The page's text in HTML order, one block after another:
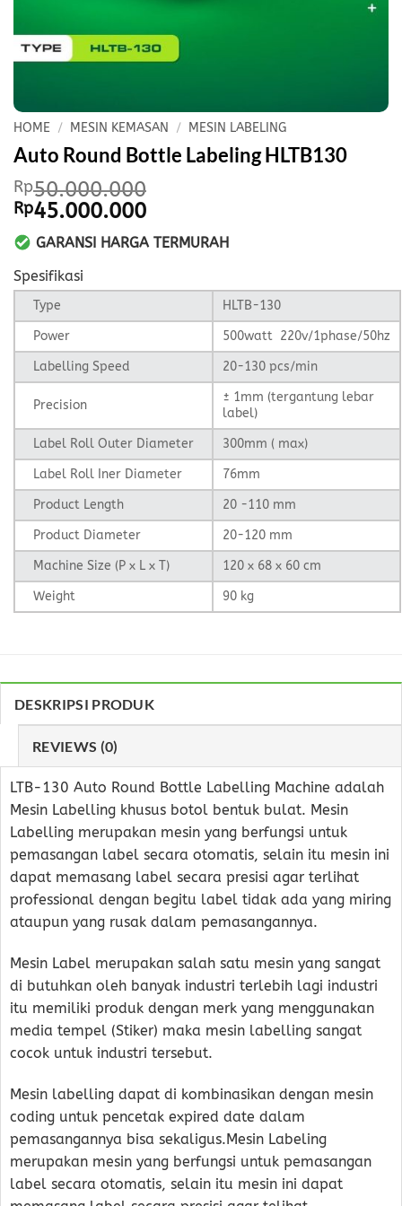
HOME / MESIN KEMASAN / MESIN LABELING
Auto Round Bottle Labeling HLTB130
Rp50.000.000
Original
price
was:
Rp50.000.000.
Rp45.000.000Current
price
is:
GARANSI HARGA TERMURAH
Spesifikasi
Type
HLTB-130
Power
500watt 220v/1phase/50hz
Labelling Speed
20-130 pcs/min
Precision
± 1mm (tergantung lebar
label)
Label Roll Outer Diameter
300mm ( max)
Label Roll Iner Diameter
76mm
Product Length
20 -110 mm
Product Diameter
20-120 mm
Machine Size (P x L x T)
120 x 68 x 60 cm
Weight
90 kg
DESKRIPSI PRODUK
REVIEWS (0)
LTB-130 Auto Round Bottle Labelling Machine adalah
Mesin Labelling khusus botol bentuk bulat. Mesin
Labelling merupakan mesin yang berfungsi untuk
pemasangan label secara otomatis, selain itu mesin ini
dapat memasang label secara presisi agar terlihat
professional dengan begitu label tidak ada yang miring
ataupun yang rusak dalam pemasangannya.
Mesin Label merupakan salah satu mesin yang sangat
di butuhkan oleh banyak industri terlebih lagi industri
itu memiliki produk dengan merk yang menggunakan
media tempel (Stiker) maka mesin labelling sangat
cocok untuk industri tersebut.
Mesin labelling dapat di kombinasikan dengan mesin
coding untuk pencetak expired date dalam
pemasangannya bisa sekaligus.Mesin Labeling
merupakan mesin yang berfungsi untuk pemasangan
label secara otomatis, selain itu mesin ini dapat